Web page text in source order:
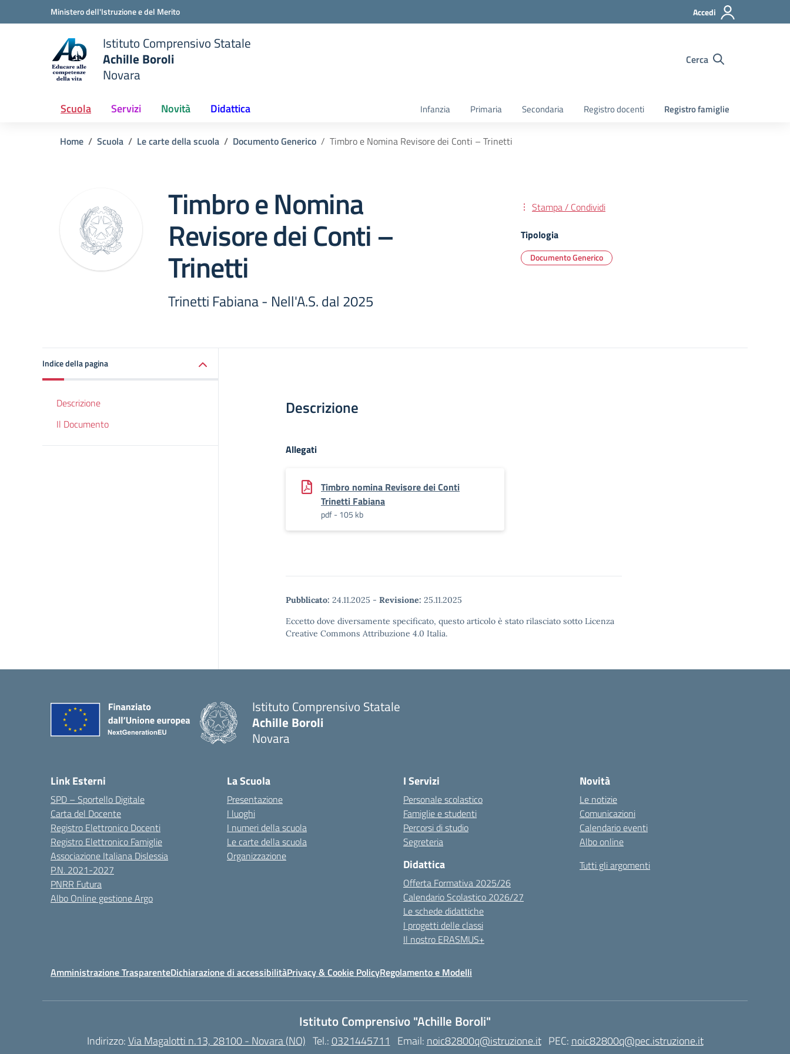
Vai ai contenuti
Vai al menu di navigazioneMinistero dell'Istruzione e del Merito Accedi
Istituto Comprensivo Statale
Achille Boroli
Novara
Cerca
Scuola Servizi Novità Didattica Infanzia Primaria Secondaria Registro docenti Registro famiglie
Home Scuola Le carte della scuola Documento Generico Timbro e Nomina Revisore dei Conti – Trinetti
Timbro e Nomina
Revisore dei Conti –
Trinetti
Trinetti Fabiana - Nell'A.S. dal 2025
Stampa / Condividi
Tipologia
Documento Generico
Indice della pagina
Descrizione
Il Documento
Descrizione
Allegati
Timbro nomina Revisore dei Conti
Trinetti Fabiana
pdf - 105 kb
Pubblicato: 24.11.2025 - Revisione: 25.11.2025
Eccetto dove diversamente specificato, questo articolo è stato rilasciato sotto Licenza
Creative Commons Attribuzione 4.0 Italia.
Istituto Comprensivo Statale
Achille Boroli
Novara
Link Esterni
SPD – Sportello Digitale
Carta del Docente
Registro Elettronico Docenti
Registro Elettronico Famiglie
Associazione Italiana Dislessia
P.N. 2021-2027
PNRR Futura
Albo Online gestione Argo
La Scuola
Presentazione
I luoghi
I numeri della scuola
Le carte della scuola
Organizzazione
I Servizi
Personale scolastico
Famiglie e studenti
Percorsi di studio
Segreteria
Didattica
Offerta Formativa 2025/26
Calendario Scolastico 2026/27
Le schede didattiche
I progetti delle classi
Il nostro ERASMUS+
Novità
Le notizie
Comunicazioni
Calendario eventi
Albo online
Tutti gli argomenti
Amministrazione TrasparenteDichiarazione di accessibilitàPrivacy & Cookie PolicyRegolamento e Modelli
Istituto Comprensivo "Achille Boroli"
Indirizzo:Via Magalotti n.13, 28100 - Novara (NO) Tel.:0321445711 Email: noic82800q@istruzione.it PEC: noic82800q@pec.istruzione.it